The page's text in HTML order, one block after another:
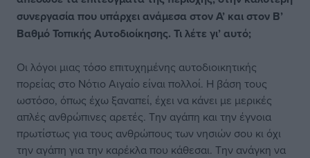
συνεργασία που υπάρχει ανάμεσα στον Α’ και στον Β’
Βαθμό Τοπικής Αυτοδιοίκησης. Τι λέτε γι’ αυτό;
Οι λόγοι μιας τόσο επιτυχημένης αυτοδιοικητικής
πορείας στο Νότιο Αιγαίο είναι πολλοί. Η βάση τους
ωστόσο, όπως έχω ξαναπεί, έχει να κάνει με μερικές
απλές ανθρώπινες αρετές. Την αγάπη και την έγνοια
πρωτίστως για τους ανθρώπους των νησιών σου κι όχι
την αγάπη για την καρέκλα που κάθεσαι. Την ανάγκη να